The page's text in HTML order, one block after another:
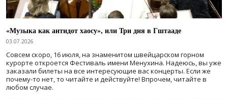
«Музыка как антидот хаосу», или Три дня в Гштааде
03.07.2026
Совсем скоро, 16 июля, на знаменитом швейцарском горном
курорте откроется Фестиваль имени Менухина. Надеюсь, вы уже
заказали билеты на все интересующие вас концерты. Если же
почему-то нет, то читайте и действуйте! Впрочем, читайте в
любом случае.